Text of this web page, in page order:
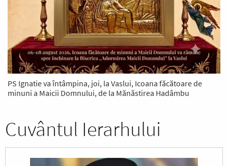
PS Ignatie va întâmpina, joi, la Vaslui, Icoana făcătoare de
minuni a Maicii Domnului, de la Mănăstirea Hadâmbu
Cuvântul Ierarhului